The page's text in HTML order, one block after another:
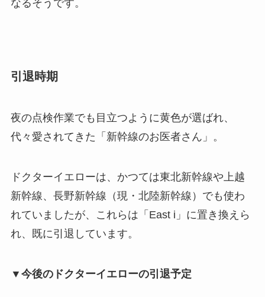
なるそうです。
引退時期
夜の点検作業でも目立つように黄色が選ばれ、
代々愛されてきた「新幹線のお医者さん」。
ドクターイエローは、かつては東北新幹線や上越
新幹線、長野新幹線（現・北陸新幹線）でも使わ
れていましたが、これらは「East i」に置き換えら
れ、既に引退しています。
▼今後のドクターイエローの引退予定